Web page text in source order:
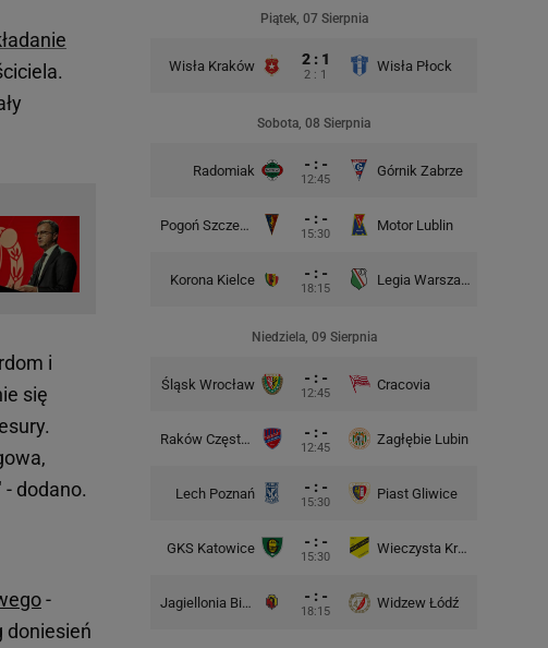
i
się
dodano.
-
doniesień
Piątek, 07 Sierpnia
Wisła Kraków 2 : 1
2 : 1
Wisła Płock
Sobota, 08 Sierpnia
Radomiak - : -
12:45
Górnik Zabrze
Pogoń Szczecin - : -
15:30
Motor Lublin
Korona Kielce - : -
18:15
Legia Warszawa
Niedziela, 09 Sierpnia
Śląsk Wrocław - : -
12:45
Cracovia
Raków Częstochowa - : -
12:45
Zagłębie Lubin
Lech Poznań - : -
15:30
Piast Gliwice
GKS Katowice - : -
15:30
Wieczysta Kraków
Jagiellonia Białystok - : -
18:15
Widzew Łódź